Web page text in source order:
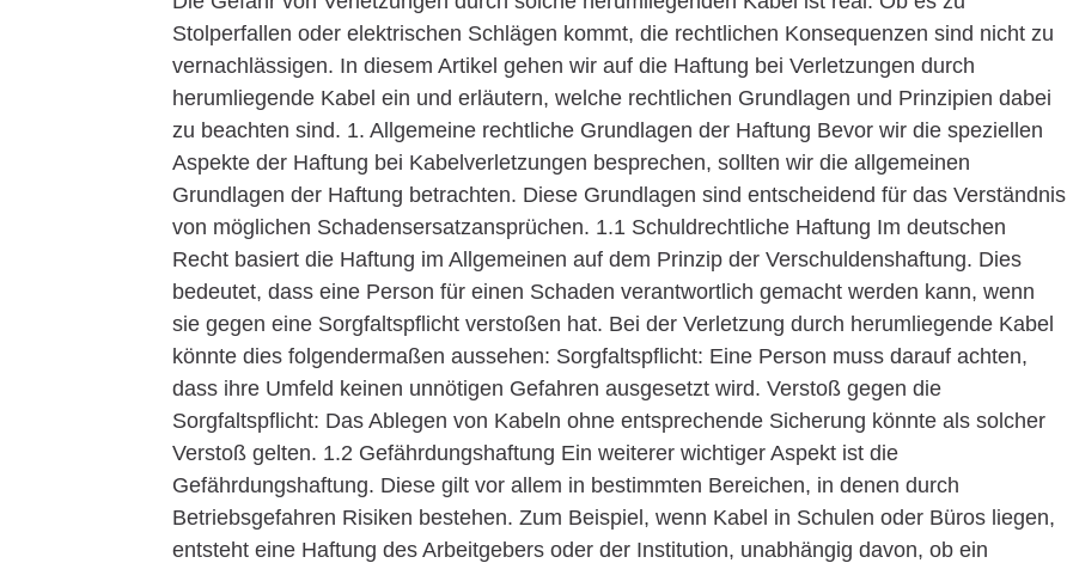
Stolperfallen oder elektrischen Schlägen kommt, die rechtlichen Konsequenzen sind nicht zu
vernachlässigen. In diesem Artikel gehen wir auf die Haftung bei Verletzungen durch
herumliegende Kabel ein und erläutern, welche rechtlichen Grundlagen und Prinzipien dabei
zu beachten sind. 1. Allgemeine rechtliche Grundlagen der Haftung Bevor wir die speziellen
Aspekte der Haftung bei Kabelverletzungen besprechen, sollten wir die allgemeinen
Grundlagen der Haftung betrachten. Diese Grundlagen sind entscheidend für das Verständnis
von möglichen Schadensersatzansprüchen. 1.1 Schuldrechtliche Haftung Im deutschen
Recht basiert die Haftung im Allgemeinen auf dem Prinzip der Verschuldenshaftung. Dies
bedeutet, dass eine Person für einen Schaden verantwortlich gemacht werden kann, wenn
sie gegen eine Sorgfaltspflicht verstoßen hat. Bei der Verletzung durch herumliegende Kabel
könnte dies folgendermaßen aussehen: Sorgfaltspflicht: Eine Person muss darauf achten,
dass ihre Umfeld keinen unnötigen Gefahren ausgesetzt wird. Verstoß gegen die
Sorgfaltspflicht: Das Ablegen von Kabeln ohne entsprechende Sicherung könnte als solcher
Verstoß gelten. 1.2 Gefährdungshaftung Ein weiterer wichtiger Aspekt ist die
Gefährdungshaftung. Diese gilt vor allem in bestimmten Bereichen, in denen durch
Betriebsgefahren Risiken bestehen. Zum Beispiel, wenn Kabel in Schulen oder Büros liegen,
entsteht eine Haftung des Arbeitgebers oder der Institution, unabhängig davon, ob ein